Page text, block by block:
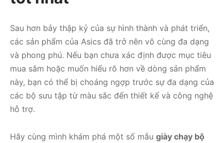
Sau hơn bảy thập kỷ của sự hình thành và phát triển,
các sản phẩm của Asics đã trở nên vô cùng đa dạng
và phong phú. Nếu bạn chưa xác định được mục tiêu
mua sắm hoặc muốn hiểu rõ hơn về dòng sản phẩm
này, bạn có thể bị choáng ngợp trước sự đa dạng của
các bộ sưu tập từ màu sắc đến thiết kế và công nghệ
hỗ trợ.
Hãy cùng mình khám phá một số mẫu giày chạy bộ